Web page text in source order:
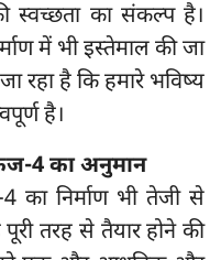
का संकल्प है।
में भी इस्तेमाल की जा
रहा है कि हमारे भविष्य
है।
4 का अनुमान
का निर्माण भी तेजी से
तरह से तैयार होने की